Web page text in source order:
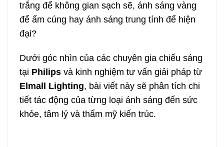
trắng để không gian sạch sẽ, ánh sáng vàng
để ấm cúng hay ánh sáng trung tính để hiện
đại?
Dưới góc nhìn của các chuyên gia chiếu sáng
tại Philips và kinh nghiệm tư vấn giải pháp từ
Elmall Lighting, bài viết này sẽ phân tích chi
tiết tác động của từng loại ánh sáng đến sức
khỏe, tâm lý và thẩm mỹ kiến trúc.